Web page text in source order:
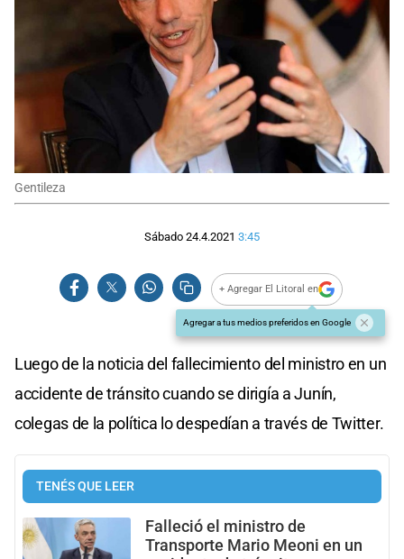
Gentileza
Sábado 24.4.2021 3:45
+ Agregar El Litoral en
Agregar a tus medios preferidos en Google
Luego de la noticia del fallecimiento del ministro en un
accidente de tránsito cuando se dirigía a Junín,
colegas de la política lo despedían a través de Twitter.
TENÉS QUE LEER
Falleció el ministro de
Transporte Mario Meoni en un